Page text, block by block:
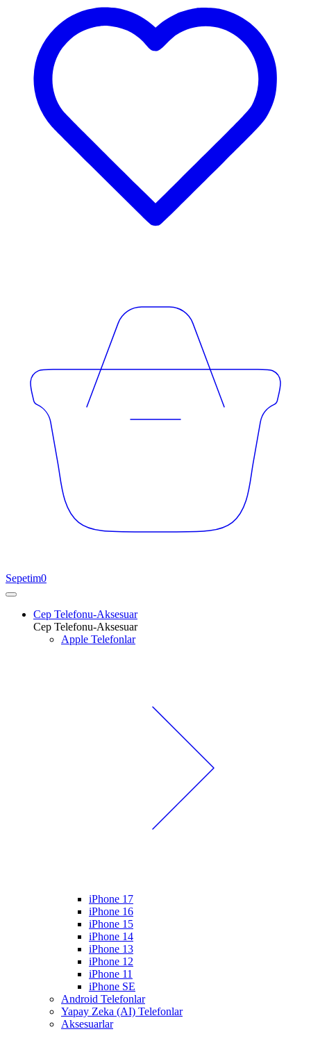
Sepetim0
Cep Telefonu-Aksesuar
Cep Telefonu-Aksesuar
Apple Telefonlar
iPhone 17
iPhone 16
iPhone 15
iPhone 14
iPhone 13
iPhone 12
iPhone 11
iPhone SE
Android Telefonlar
Yapay Zeka (AI) Telefonlar
Aksesuarlar